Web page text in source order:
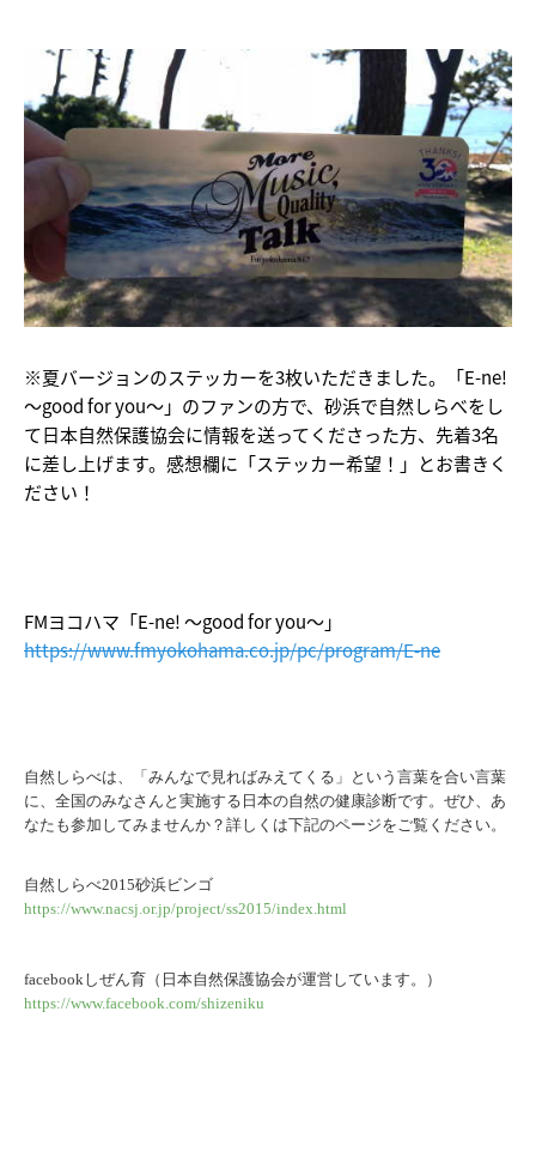
※夏バージョンのステッカーを3枚いただきました。「E-ne!
～good for you～」のファンの方で、砂浜で自然しらべをし
て日本自然保護協会に情報を送ってくださった方、先着3名
に差し上げます。感想欄に「ステッカー希望！」とお書きく
ださい！
FMヨコハマ「E-ne! ～good for you～」
https://www.fmyokohama.co.jp/pc/program/E-ne
自然しらべは、「みんなで見ればみえてくる」という言葉を合い言葉
に、全国のみなさんと実施する日本の自然の健康診断です。ぜひ、あ
なたも参加してみませんか？詳しくは下記のページをご覧ください。
自然しらべ2015砂浜ビンゴ
https://www.nacsj.or.jp/project/ss2015/index.html
facebookしぜん育（日本自然保護協会が運営しています。）
https://www.facebook.com/shizeniku